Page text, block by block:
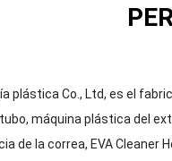
plástica Co., Ltd, es el
máquina plástica del
de la correa, EVA